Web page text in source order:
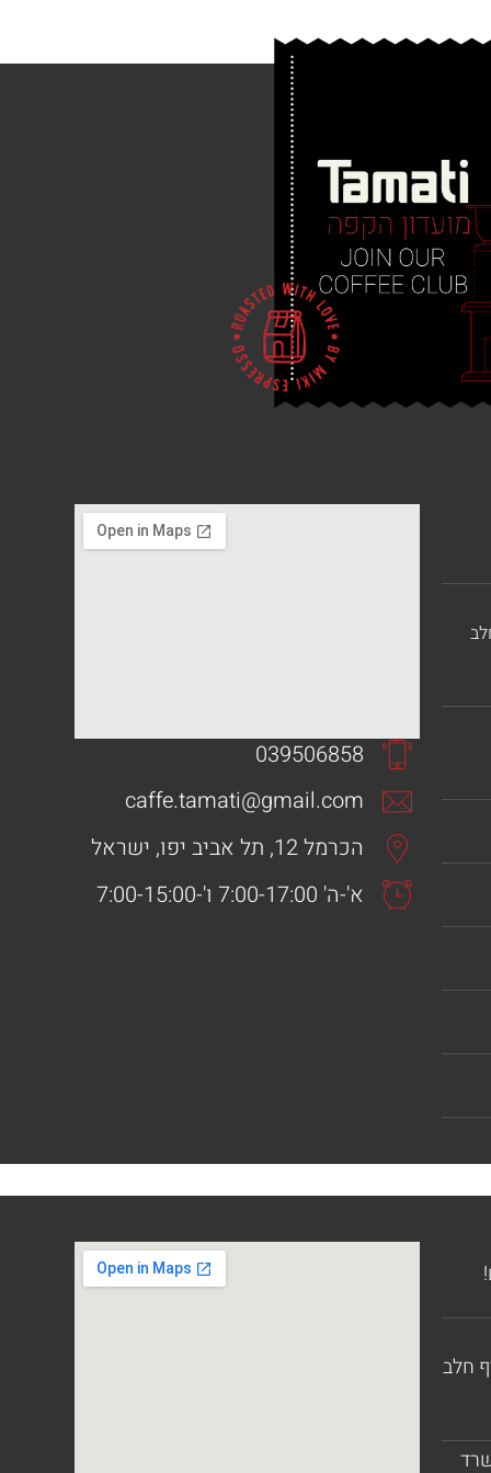
039506858
caffe.tamati@gmail.com
הכרמל 12, תל אביב יפו, ישראל
א'-ה' 7:00-17:00 ו'-7:00-15:00
חלב